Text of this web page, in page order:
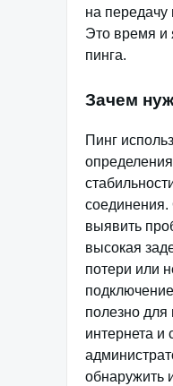
на передачу
Это время и
пинга.
Зачем
Пинг
соединения.
выявить
высокая
потери или
полезно для
интернета и
обнаружить